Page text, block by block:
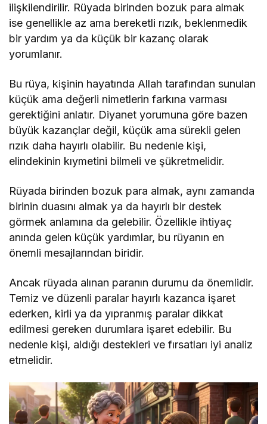
ilişkilendirilir. Rüyada birinden bozuk para almak
ise genellikle az ama bereketli rızık, beklenmedik
bir yardım ya da küçük bir kazanç olarak
yorumlanır.
Bu rüya, kişinin hayatında Allah tarafından sunulan
küçük ama değerli nimetlerin farkına varması
gerektiğini anlatır. Diyanet yorumuna göre bazen
büyük kazançlar değil, küçük ama sürekli gelen
rızık daha hayırlı olabilir. Bu nedenle kişi,
elindekinin kıymetini bilmeli ve şükretmelidir.
Rüyada birinden bozuk para almak, aynı zamanda
birinin duasını almak ya da hayırlı bir destek
görmek anlamına da gelebilir. Özellikle ihtiyaç
anında gelen küçük yardımlar, bu rüyanın en
önemli mesajlarından biridir.
Ancak rüyada alınan paranın durumu da önemlidir.
Temiz ve düzenli paralar hayırlı kazanca işaret
ederken, kirli ya da yıpranmış paralar dikkat
edilmesi gereken durumlara işaret edebilir. Bu
nedenle kişi, aldığı destekleri ve fırsatları iyi analiz
etmelidir.